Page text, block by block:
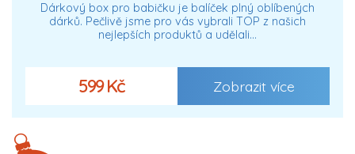
Dárkový box pro babičku je balíček plný oblíbených
dárků. Pečlivě jsme pro vás vybrali TOP z našich
nejlepších produktů a udělali…
599 Kč Zobrazit více